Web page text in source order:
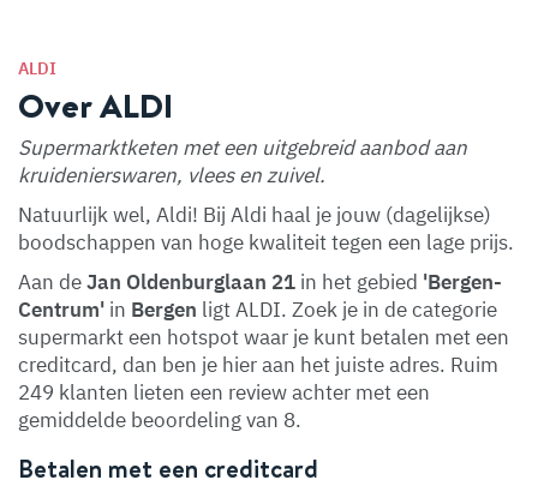
ALDI
Over ALDI
Supermarktketen met een uitgebreid aanbod aan
kruidenierswaren, vlees en zuivel.
Natuurlijk wel, Aldi! Bij Aldi haal je jouw (dagelijkse)
boodschappen van hoge kwaliteit tegen een lage prijs.
Aan deJan Oldenburglaan 21 in het gebied 'Bergen-
Centrum' in Bergen ligt ALDI. Zoek je in de categorie
supermarkt een hotspot waar je kunt betalen met een
creditcard, dan ben je hier aan het juiste adres. Ruim
249 klanten lieten een review achter met een
gemiddelde beoordeling van 8.
Betalen met een creditcard